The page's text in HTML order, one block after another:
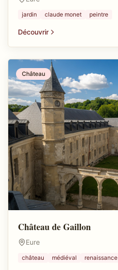
jardin claude monet peintre
Découvrir
Château
Château de Gaillon
Eure
château médiéval renaissance